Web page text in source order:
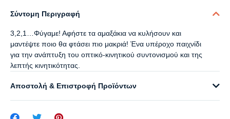
Σύντομη Περιγραφή
3,2,1…Φύγαμε! Αφήστε τα αμαξάκια να κυλήσουν και
μαντέψτε ποιο θα φτάσει πιο μακριά! Ένα υπέροχο παιχνίδι
για την ανάπτυξη του οπτικό-κινητικού συντονισμού και της
λεπτής κινητικότητας.
Αποστολή & Επιστροφή Προϊόντων